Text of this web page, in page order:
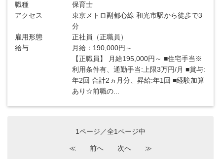
職種
保育士
アクセス
東京メトロ副都心線 和光市駅から徒歩で3
分
雇用形態
正社員（正職員）
給与
月給：190,000円～
【正職員】 月給195,000円～ ■住宅手当※
利用条件有、通勤手当:上限3万円/月 ■賞与:
年2回 合計2ヵ月分、昇給:年1回 ■経験加算
あり☆前職の...
1ページ／全1ページ中
≪ 前へ 次へ ≫